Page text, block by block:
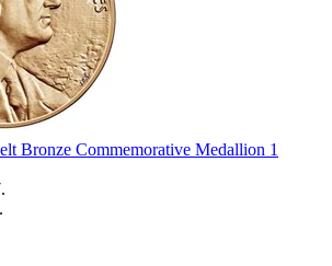
Bronze Commemorative Medallion 1
.
.